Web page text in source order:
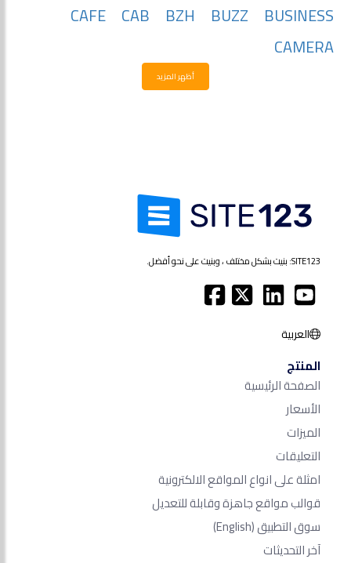
BUSINESS
BUZZ
BZH
CAB
CAFE
CAMERA
أظهر المزيد
SITE123: بنيت بشكل مختلف ، وبنيت على نحو أفضل.
العربية
المنتج
الصفحة الرئيسية
الأسعار
الميزات
التعليقات
امثلة على انواع المواقع الالكترونية
قوالب مواقع جاهزة وقابلة للتعديل
سوق التطبيق(English)
آخر التحديثات